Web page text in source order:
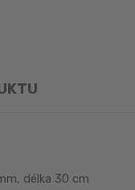
délka 30 cm